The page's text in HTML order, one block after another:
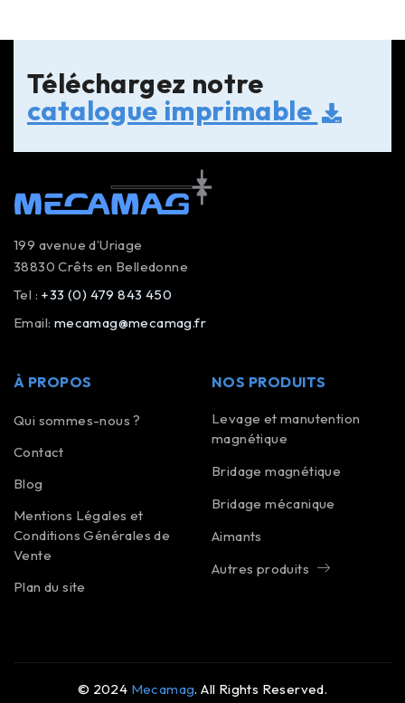
Téléchargez notre
catalogue imprimable
199 avenue d’Uriage
38830 Crêts en Belledonne
Tel : +33 (0) 479 843 450
Email: mecamag@mecamag.fr
À PROPOS
Qui sommes-nous ?
Contact
Blog
Mentions Légales et
Conditions Générales de
Vente
Plan du site
NOS PRODUITS
Levage et manutention
magnétique
Bridage magnétique
Bridage mécanique
Aimants
Autres produits
© 2024 Mecamag. All Rights Reserved.